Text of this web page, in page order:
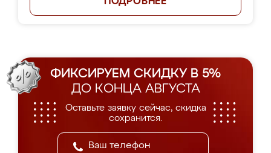
ФИКСИРУЕМ СКИДКУ В 5%
ДО КОНЦА АВГУСТА
Оставьте заявку сейчас, скидка
сохранится.